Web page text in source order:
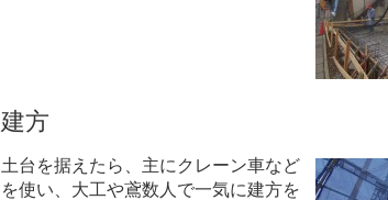
建方
土台を据えたら、主にクレーン車など
を使い、大工や鳶数人で一気に建方を